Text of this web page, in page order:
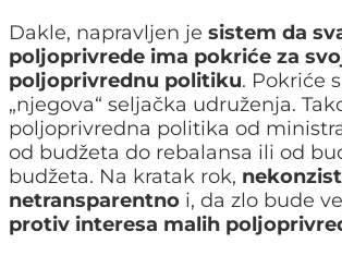
Dakle, napravljen je sistem da
poljoprivrede ima pokriće za
poljoprivrednu politiku. Pokriće
„njegova“ seljačka udruženja.
poljoprivredna politika od
od budžeta do rebalansa ili od
budžeta. Na kratak rok,
netransparentno i, da zlo bude
protiv interesa malih